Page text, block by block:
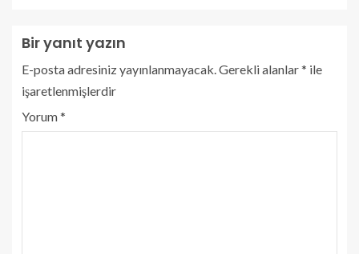
Bir yanıt yazın
E-posta adresiniz yayınlanmayacak. Gerekli alanlar* ile
işaretlenmişlerdir
Yorum*